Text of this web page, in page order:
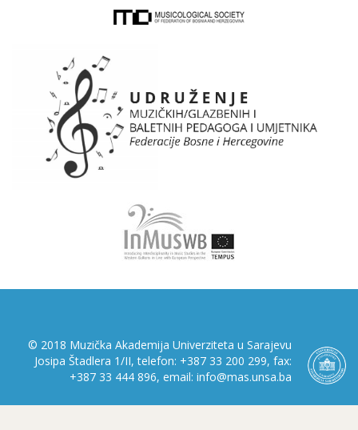
© 2018 Muzička Akademija Univerziteta u Sarajevu
Josipa Štadlera 1/II, telefon: +387 33 200 299, fax:
+387 33 444 896, email: info@mas.unsa.ba